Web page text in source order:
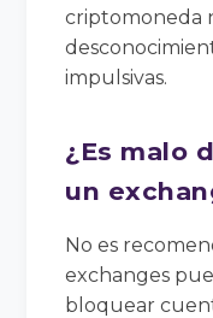
criptomoneda
impulsivas.
¿Es malo
un
No es
exchanges
bloquear